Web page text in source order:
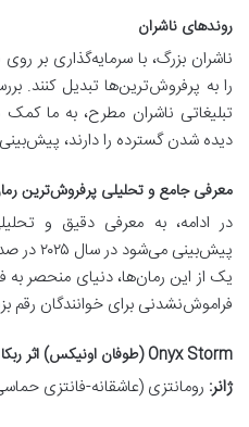
روندهای ناشران
ناشران بزرگ، با سرمایه‌گذاری بر
را به پرفروش‌ترین‌ها تبدیل کنند.
تبلیغاتی ناشران مطرح، به ما
دیده شدن گسترده را دارند،
معرفی جامع و تحلیلی پرفروش‌ترین
یک از این رمان‌ها، دنیای منحصر به
فراموش‌نشدنی برای خوانندگان رقم
Onyx Storm (طوفان اونیکس) اثر ربکا یاروس
ژانر: رومانتزی (عاشقانه-فانتزی